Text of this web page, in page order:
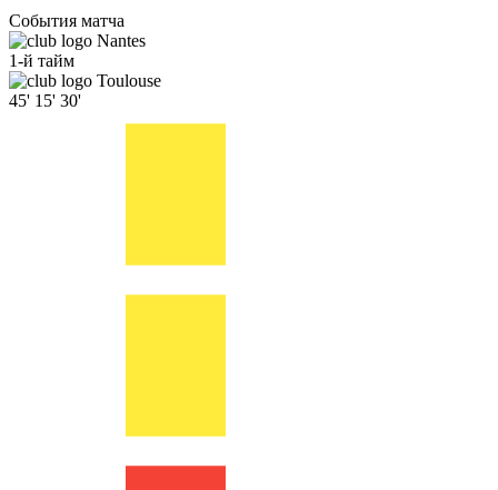
События матча
Nantes
1-й тайм
Toulouse
45' 15' 30'